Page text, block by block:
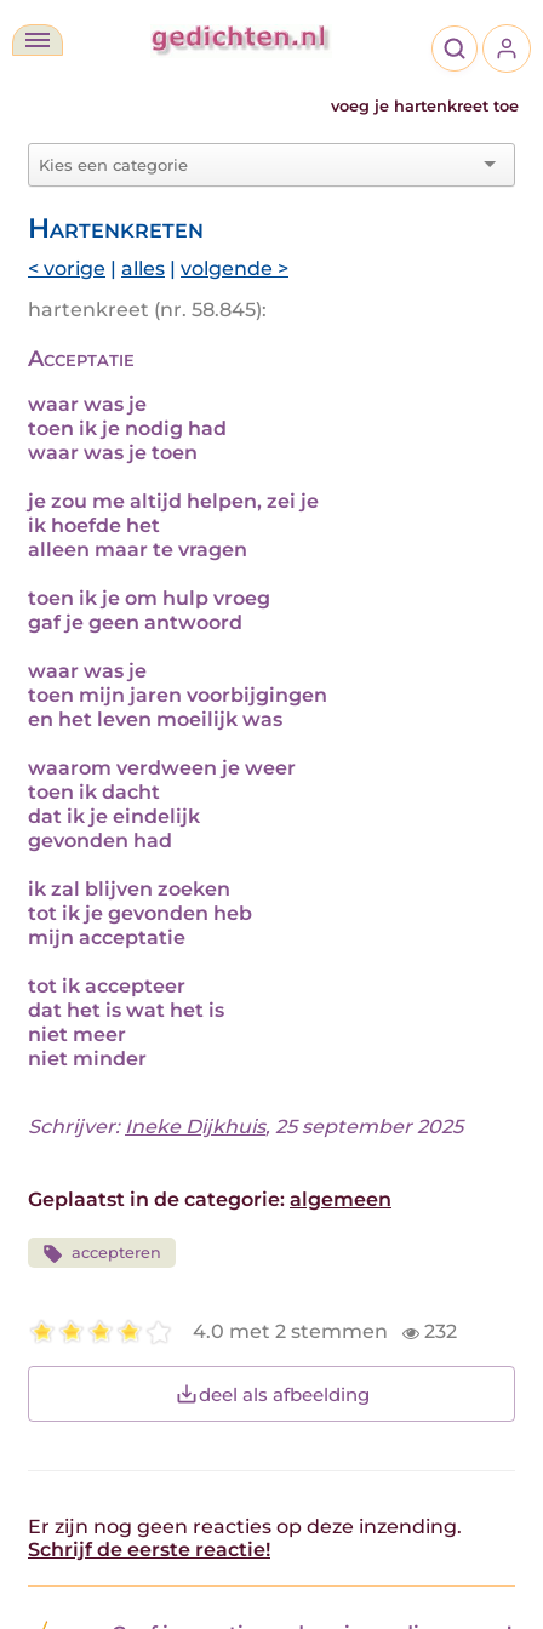
voeg je hartenkreet toe
Hartenkreten
< vorige | alles | volgende >
hartenkreet (nr. 58.845):
Acceptatie
waar was je
toen ik je nodig had
waar was je toen
je zou me altijd helpen, zei je
ik hoefde het
alleen maar te vragen
toen ik je om hulp vroeg
gaf je geen antwoord
waar was je
toen mijn jaren voorbijgingen
en het leven moeilijk was
waarom verdween je weer
toen ik dacht
dat ik je eindelijk
gevonden had
ik zal blijven zoeken
tot ik je gevonden heb
mijn acceptatie
tot ik accepteer
dat het is wat het is
niet meer
niet minder
Schrijver: Ineke Dijkhuis, 25 september 2025
Geplaatst in de categorie: algemeen
accepteren
4.0 met 2 stemmen 232
deel als afbeelding
Er zijn nog geen reacties op deze inzending.
Schrijf de eerste reactie!